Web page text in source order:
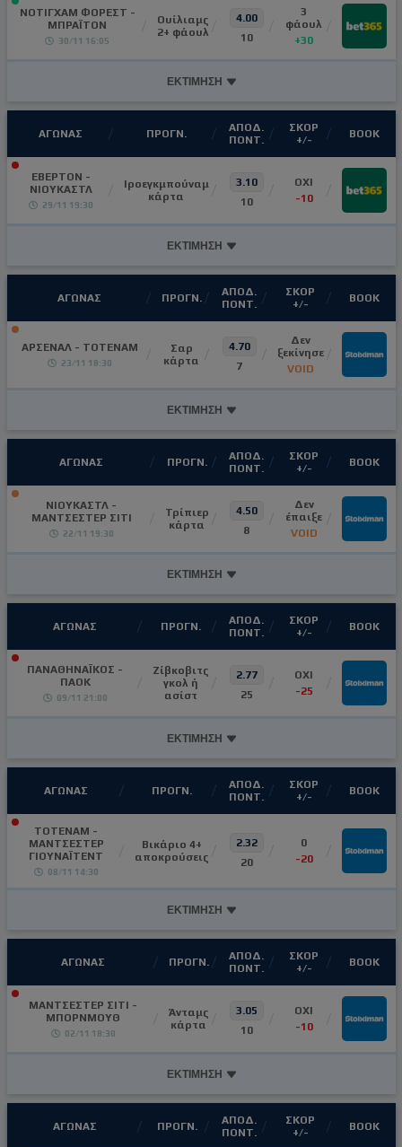
ΝΟΤΙΓΧΑΜ ΦΟΡΕΣΤ -
ΜΠΡΑΪΤΟΝ
30/11 16:05
Ουίλιαμς
2+ φάουλ
4.00
10
3
φάουλ
+30
ΕΚΤΙΜΗΣΗ
ΑΓΩΝΑΣ ΠΡΟΓΝ.
ΑΠΟΔ.
ΠΟΝΤ.
ΣΚΟΡ
+/-
ΒΟΟΚ
ΕΒΕΡΤΟΝ -
ΝΙΟΥΚΑΣΤΛ
29/11 19:30
Ιροεγκμπούναμ
κάρτα
3.10
10
ΟΧΙ
-10
ΕΚΤΙΜΗΣΗ
ΑΓΩΝΑΣ ΠΡΟΓΝ.
ΑΠΟΔ.
ΠΟΝΤ.
ΣΚΟΡ
+/-
ΒΟΟΚ
ΑΡΣΕΝΑΛ - ΤΟΤΕΝΑΜ
23/11 18:30
Σαρ
κάρτα
4.70
7
Δεν
ξεκίνησε
VOID
ΕΚΤΙΜΗΣΗ
ΑΓΩΝΑΣ ΠΡΟΓΝ.
ΑΠΟΔ.
ΠΟΝΤ.
ΣΚΟΡ
+/-
ΒΟΟΚ
ΝΙΟΥΚΑΣΤΛ -
ΜΑΝΤΣΕΣΤΕΡ ΣΙΤΙ
22/11 19:30
Τρίπιερ
κάρτα
4.50
8
Δεν
έπαιξε
VOID
ΕΚΤΙΜΗΣΗ
ΑΓΩΝΑΣ ΠΡΟΓΝ.
ΑΠΟΔ.
ΠΟΝΤ.
ΣΚΟΡ
+/-
ΒΟΟΚ
ΠΑΝΑΘΗΝΑΪΚΟΣ -
ΠΑΟΚ
09/11 21:00
Ζίβκοβιτς
γκολ ή
ασίστ
2.77
25
OXI
-25
ΕΚΤΙΜΗΣΗ
ΑΓΩΝΑΣ ΠΡΟΓΝ.
ΑΠΟΔ.
ΠΟΝΤ.
ΣΚΟΡ
+/-
ΒΟΟΚ
ΤΟΤΕΝΑΜ -
ΜΑΝΤΣΕΣΤΕΡ
ΓΙΟΥΝΑΪΤΕΝΤ
08/11 14:30
Βικάριο 4+
αποκρούσεις
2.32
20
0
-20
ΕΚΤΙΜΗΣΗ
ΑΓΩΝΑΣ ΠΡΟΓΝ.
ΑΠΟΔ.
ΠΟΝΤ.
ΣΚΟΡ
+/-
ΒΟΟΚ
ΜΑΝΤΣΕΣΤΕΡ ΣΙΤΙ -
ΜΠΟΡΝΜΟΥΘ
02/11 18:30
Άνταμς
κάρτα
3.05
10
OXI
-10
ΕΚΤΙΜΗΣΗ
ΑΓΩΝΑΣ ΠΡΟΓΝ.
ΑΠΟΔ.
ΠΟΝΤ.
ΣΚΟΡ
+/-
ΒΟΟΚ